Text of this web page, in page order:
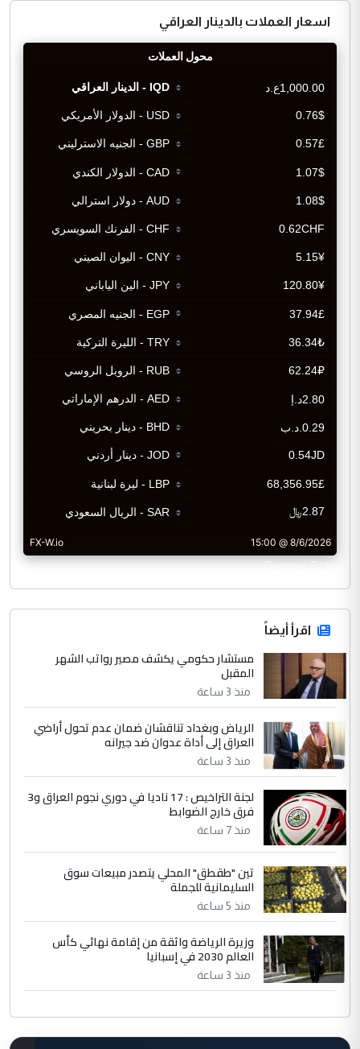
اسعار العملات بالدينار العراقي
CurrencyRate
اقرأ أيضاً
مستشار حكومي يكشف مصير رواتب الشهر
المقبل
منذ 3 ساعة
الرياض وبغداد تناقشان ضمان عدم تحول أراضي
العراق إلى أداة عدوان ضد جيرانه
منذ 3 ساعة
لجنة التراخيص : 17 ناديا في دوري نجوم العراق و3
فرق خارج الضوابط
منذ 7 ساعة
تين "طقطق" المحلي يتصدر مبيعات سوق
السليمانية للجملة
منذ 5 ساعة
وزيرة الرياضة واثقة من إقامة نهائي كأس
العالم 2030 في إسبانيا
منذ 3 ساعة